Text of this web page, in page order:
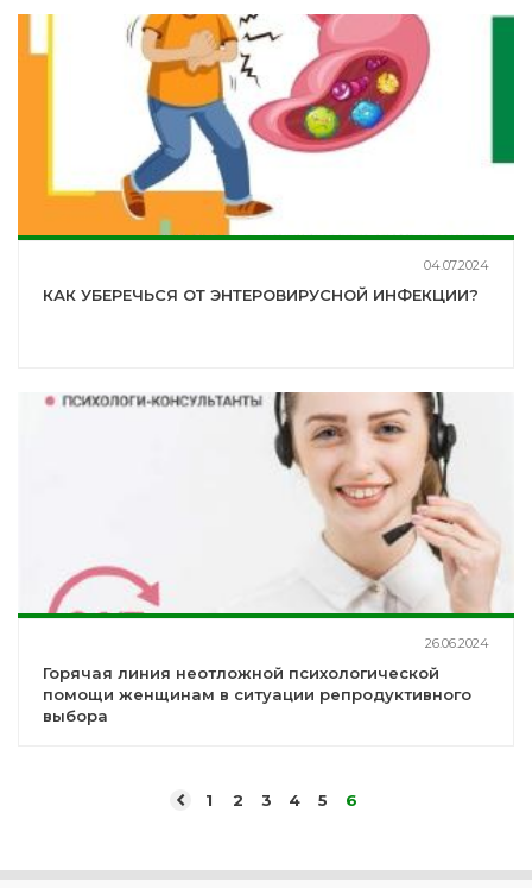
04.07.2024
КАК УБЕРЕЧЬСЯ ОТ ЭНТЕРОВИРУСНОЙ ИНФЕКЦИИ?
26.06.2024
Горячая линия неотложной психологической
помощи женщинам в ситуации репродуктивного
выбора
1 2 3 4 5 6